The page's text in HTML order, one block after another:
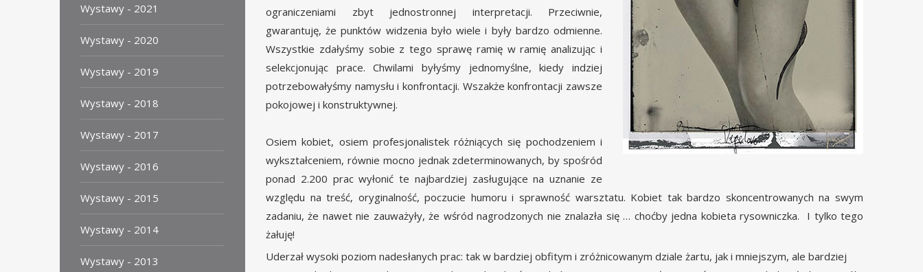
ograniczeniami zbyt jednostronnej interpretacji. Przeciwnie,
gwarantuję, że punktów widzenia było wiele i były bardzo odmienne.
Wszystkie zdałyśmy sobie z tego sprawę ramię w ramię analizując i
selekcjonując prace. Chwilami byłyśmy jednomyślne, kiedy indziej
potrzebowałyśmy namysłu i konfrontacji. Wszakże konfrontacji zawsze
pokojowej i konstruktywnej.
Osiem kobiet, osiem profesjonalistek różniących się pochodzeniem i
wykształceniem, równie mocno jednak zdeterminowanych, by spośród
ponad 2.200 prac wyłonić te najbardziej zasługujące na uznanie ze
względu na treść, oryginalność, poczucie humoru i sprawność warsztatu. Kobiet tak bardzo skoncentrowanych na swym
zadaniu, że nawet nie zauważyły, że wśród nagrodzonych nie znalazła się … choćby jedna kobieta rysowniczka. I tylko tego
żałuję!
Uderzał wysoki poziom nadesłanych prac: tak w bardziej obfitym i zróżnicowanym dziale żartu, jak i mniejszym, ale bardziej
Wystawy - 2021
Wystawy - 2020
Wystawy - 2019
Wystawy - 2018
Wystawy - 2017
Wystawy - 2016
Wystawy - 2015
Wystawy - 2014
Wystawy - 2013